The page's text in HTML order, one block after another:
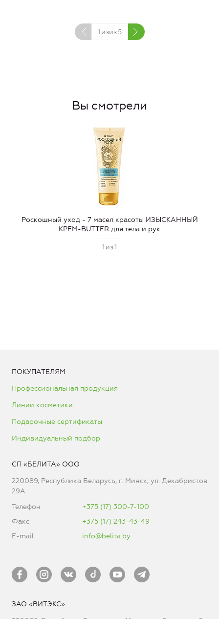
1 изиз 5
Вы смотрели
Роскошный уход - 7 масел красоты ИЗЫСКАННЫЙ
КРЕМ-BUTTER для тела и рук
1 из1
ПОКУПАТЕЛЯМ
Профессиональная продукция
Линии косметики
Подарочные сертификаты
Индивидуальный подбор
СП «БЕЛИТА» ООО
220089, Республика Беларусь, г. Минск, ул. Декабристов
29А
Телефон
+375 (17) 300-7-100
Факс
+375 (17) 243-43-49
E-mail
info@belita.by
ЗАО «ВИТЭКС»